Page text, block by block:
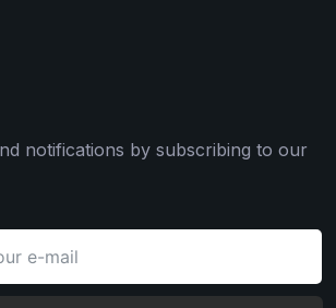
notifications by subscribing to our